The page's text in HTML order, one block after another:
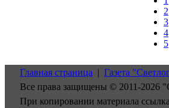
2
3
4
5
Главная страница | Газета
Все права защищены © 2011-2026
При копировании материала